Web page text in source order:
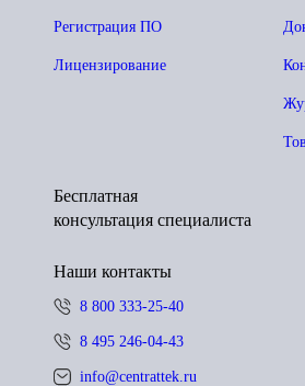
Регистрация ПО
Лицензирование
Бесплатная
консультация специалиста
Наши контакты
8 800 333-25-40
8 495 246-04-43
info@centrattek.ru